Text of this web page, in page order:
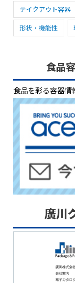
テイクアウト容器
形状・機能性
食品
食品を彩る容器情
廣川